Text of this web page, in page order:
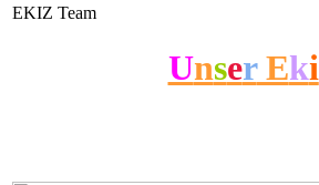
EKIZ Team
UnserEki